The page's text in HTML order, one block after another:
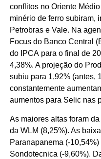
conflitos no Oriente
minério de ferro subiram,
Petrobras e Vale. Na
Focus do Banco Central
do IPCA para o final de
4,38%. A projeção do
subiu para 1,92% (antes,
constantemente
aumentos para Selic nas
As maiores altas foram
da WLM (8,25%). As
Paranapanema (-
Sondotecnica (-9,60%).